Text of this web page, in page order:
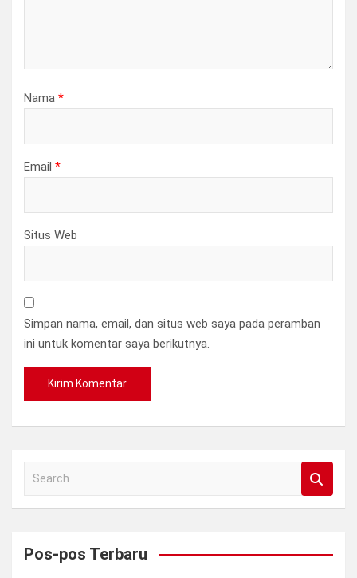
Nama *
Email *
Situs Web
Simpan nama, email, dan situs web saya pada peramban
ini untuk komentar saya berikutnya.
a
c
Pos-pos Terbaru